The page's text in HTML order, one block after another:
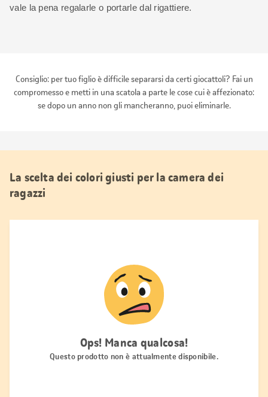
vale la pena regalarle o portarle dal rigattiere.
Consiglio: per tuo figlio è difficile separarsi da certi giocattoli? Fai un
compromesso e metti in una scatola a parte le cose cui è affezionato:
se dopo un anno non gli mancheranno, puoi eliminarle.
La scelta dei colori giusti per la camera dei
ragazzi